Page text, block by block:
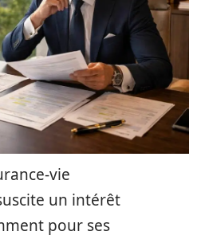
vie
un intérêt
pour ses